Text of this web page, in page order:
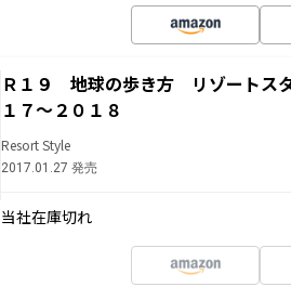
Ｒ１９ 地球の歩き方 リゾートス
１７～２０１８
Resort Style
2017.01.27 発売
当社在庫切れ